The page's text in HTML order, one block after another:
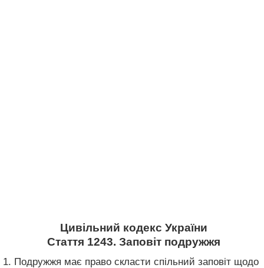
Цивільний кодекс України
Стаття 1243. Заповіт подружжя
1. Подружжя має право скласти спільний заповіт щодо